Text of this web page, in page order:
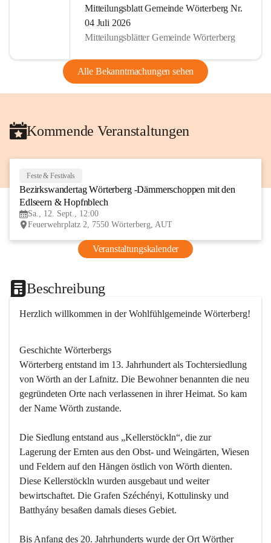
Mitteilungsblatt Gemeinde Wörterberg Nr.
04 Juli 2026
Mitteilungsblätter Gemeinde Wörterberg
Alle Bekanntmachungen sehen
Kommende Veranstaltungen
Feste & Festivals
Bezirkswandertag Wörterberg -Dämmerschoppen mit den
Edlseern & Hopfnblech
Sa., 12. Sept., 12:00
Feuerwehrplatz 2, 7550 Wörterberg, AUT
Veranstaltungskalender
Beschreibung
Herzlich willkommen in der Wohlfühlgemeinde Wörterberg!
Geschichte Wörterbergs
Wörterberg entstand im 13. Jahrhundert als Tochtersiedlung
von Wörth an der Lafnitz. Die Bewohner benannten die neu
gegründeten Orte nach verlassenen in ihrer Heimat. So kam
der Name Wörth zustande.
Die Siedlung entstand aus „Kellerstöckln“, die zur
Lagerung der Ernten aus den Obst- und Weingärten, Wiesen
und Feldern auf den Hängen östlich von Wörth dienten.
Diese Kellerstöckln wurden ausgebaut und weiter
bewirtschaftet. Die Grafen Széchényi, Kottulinsky und
Batthyány besaßen damals dieses Gebiet.
Bis Anfang des 20. Jahrhunderts wurde der Ort Wörther